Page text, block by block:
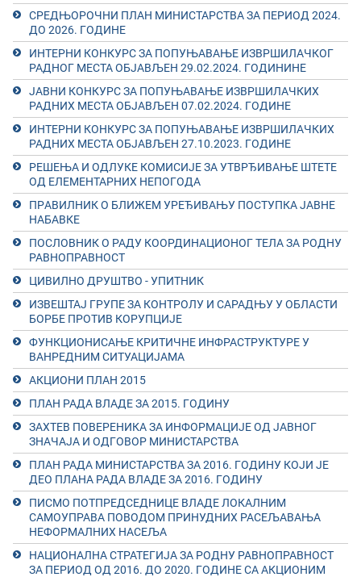
СРЕДЊОРОЧНИ ПЛАН МИНИСТАРСТВА ЗА ПЕРИОД 2024.
ДО 2026. ГОДИНЕ
ИНТЕРНИ КОНКУРС ЗА ПОПУЊАВАЊЕ ИЗВРШИЛАЧКОГ
РАДНОГ МЕСТА ОБЈАВЉЕН 29.02.2024. ГОДИНИНЕ
ЈАВНИ КОНКУРС ЗА ПОПУЊАВАЊЕ ИЗВРШИЛАЧКИХ
РАДНИХ МЕСТА ОБЈАВЉЕН 07.02.2024. ГОДИНЕ
ИНТЕРНИ КОНКУРС ЗА ПОПУЊАВАЊЕ ИЗВРШИЛАЧКИХ
РАДНИХ МЕСТА ОБЈАВЉЕН 27.10.2023. ГОДИНЕ
РЕШЕЊА И ОДЛУКЕ КОМИСИЈE ЗА УТВРЂИВАЊЕ ШТЕТЕ
ОД ЕЛЕМЕНТАРНИХ НЕПОГОДА
ПРAВИЛНИК О БЛИЖEМ УРEЂИВAЊУ ПOСТУПКA JAВНE
НAБAВКE
ПОСЛОВНИК О РАДУ КООРДИНАЦИОНОГ ТЕЛА ЗА РОДНУ
РАВНОПРАВНОСТ
ЦИВИЛНО ДРУШТВО - УПИТНИК
ИЗВЕШТАЈ ГРУПЕ ЗА КОНТРОЛУ И САРАДЊУ У ОБЛАСТИ
БОРБЕ ПРОТИВ КОРУПЦИЈЕ
ФУНКЦИОНИСАЊЕ КРИТИЧНЕ ИНФРАСТРУКТУРЕ У
ВАНРЕДНИМ СИТУАЦИЈАМА
АКЦИОНИ ПЛАН 2015
ПЛАН РАДА ВЛАДЕ ЗА 2015. ГОДИНУ
ЗАХТЕВ ПОВЕРЕНИКА ЗА ИНФОРМАЦИЈЕ ОД ЈАВНОГ
ЗНАЧАЈА И ОДГОВОР МИНИСТАРСТВА
ПЛАН РАДА МИНИСТАРСТВА ЗА 2016. ГОДИНУ КОЈИ ЈЕ
ДЕО ПЛАНА РАДА ВЛАДЕ ЗА 2016. ГОДИНУ
ПИСМО ПОТПРЕДСЕДНИЦЕ ВЛАДЕ ЛОКАЛНИМ
САМОУПРАВА ПОВОДОМ ПРИНУДНИХ РАСЕЉАВАЊА
НЕФОРМАЛНИХ НАСЕЉА
НАЦИОНАЛНА СТРАТЕГИЈА ЗА РОДНУ РАВНОПРАВНОСТ
ЗА ПЕРИОД ОД 2016. ДО 2020. ГОДИНЕ СА АКЦИОНИМ